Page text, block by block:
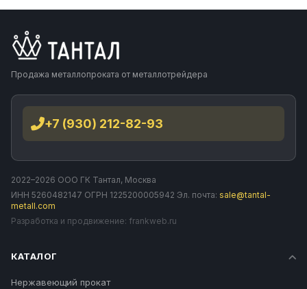
Продажа металлопроката от металлотрейдера
+7 (930) 212-82-93
2022–2026 ООО ГК Тантал, Москва
ИНН 5260482147 ОГРН 1225200005942 Эл. почта: sale@tantal-
metall.com
Разработка и продвижение: frankweb.ru
КАТАЛОГ
Нержавеющий прокат